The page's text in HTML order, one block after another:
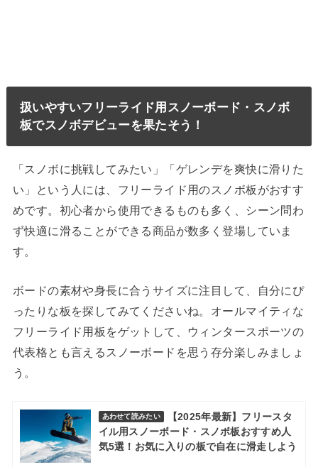
扱いやすいフリーライド用スノーボード・スノボ
板でスノボデビューを果たそう！
「スノボに挑戦してみたい」「ゲレンデを爽快に滑りた
い」という人には、フリーライド用のスノボ板がおすす
めです。初心者から使用できるものも多く、シーン問わ
ず快適に滑ることができる商品が数多く登場していま
す。
ボードの素材や身長に合うサイズに注目して、自分にぴ
ったりな板を探してみてくださいね。オールマイティな
フリーライド用板をゲットして、ウィンタースポーツの
代表格とも言えるスノーボードを思う存分楽しみましょ
う。
あわせて読みたい
【2025年最新】フリースタ
イル用スノーボード・スノボ板おすすめ人
気5選！お気に入りの板で自在に滑走しよう